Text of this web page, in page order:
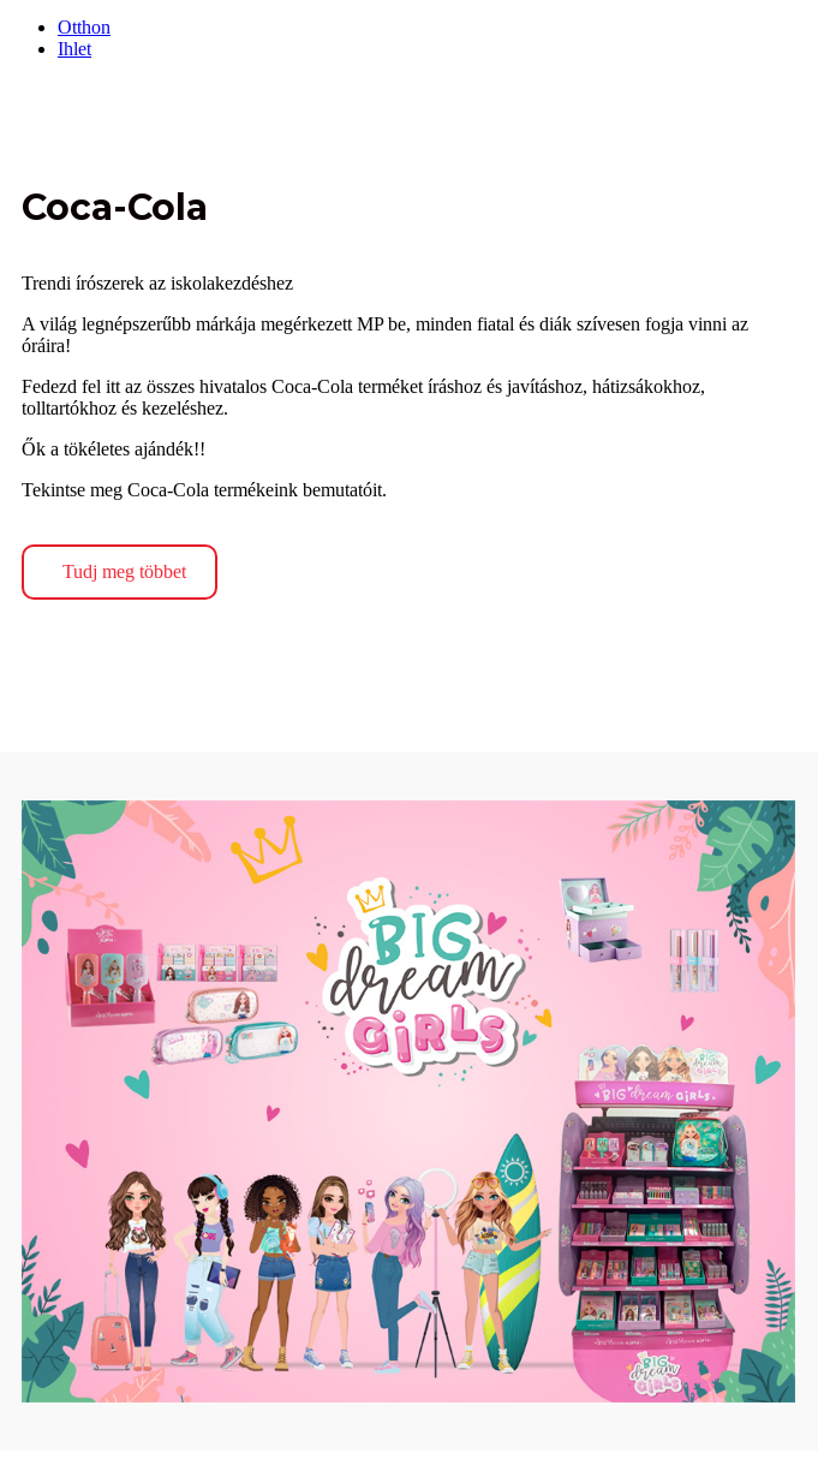
Otthon
Ihlet
Coca-Cola
Trendi írószerek az iskolakezdéshez
A világ legnépszerűbb márkája megérkezett MPbe, minden fiatal és diák szívesen fogja vinni az
óráira!
Fedezd fel itt az összes hivatalos Coca-Cola terméket íráshoz és javításhoz, hátizsákokhoz,
tolltartókhoz és kezeléshez.
Ők a tökéletes ajándék!!
Tekintse meg Coca-Cola termékeink bemutatóit.
Tudj meg többet